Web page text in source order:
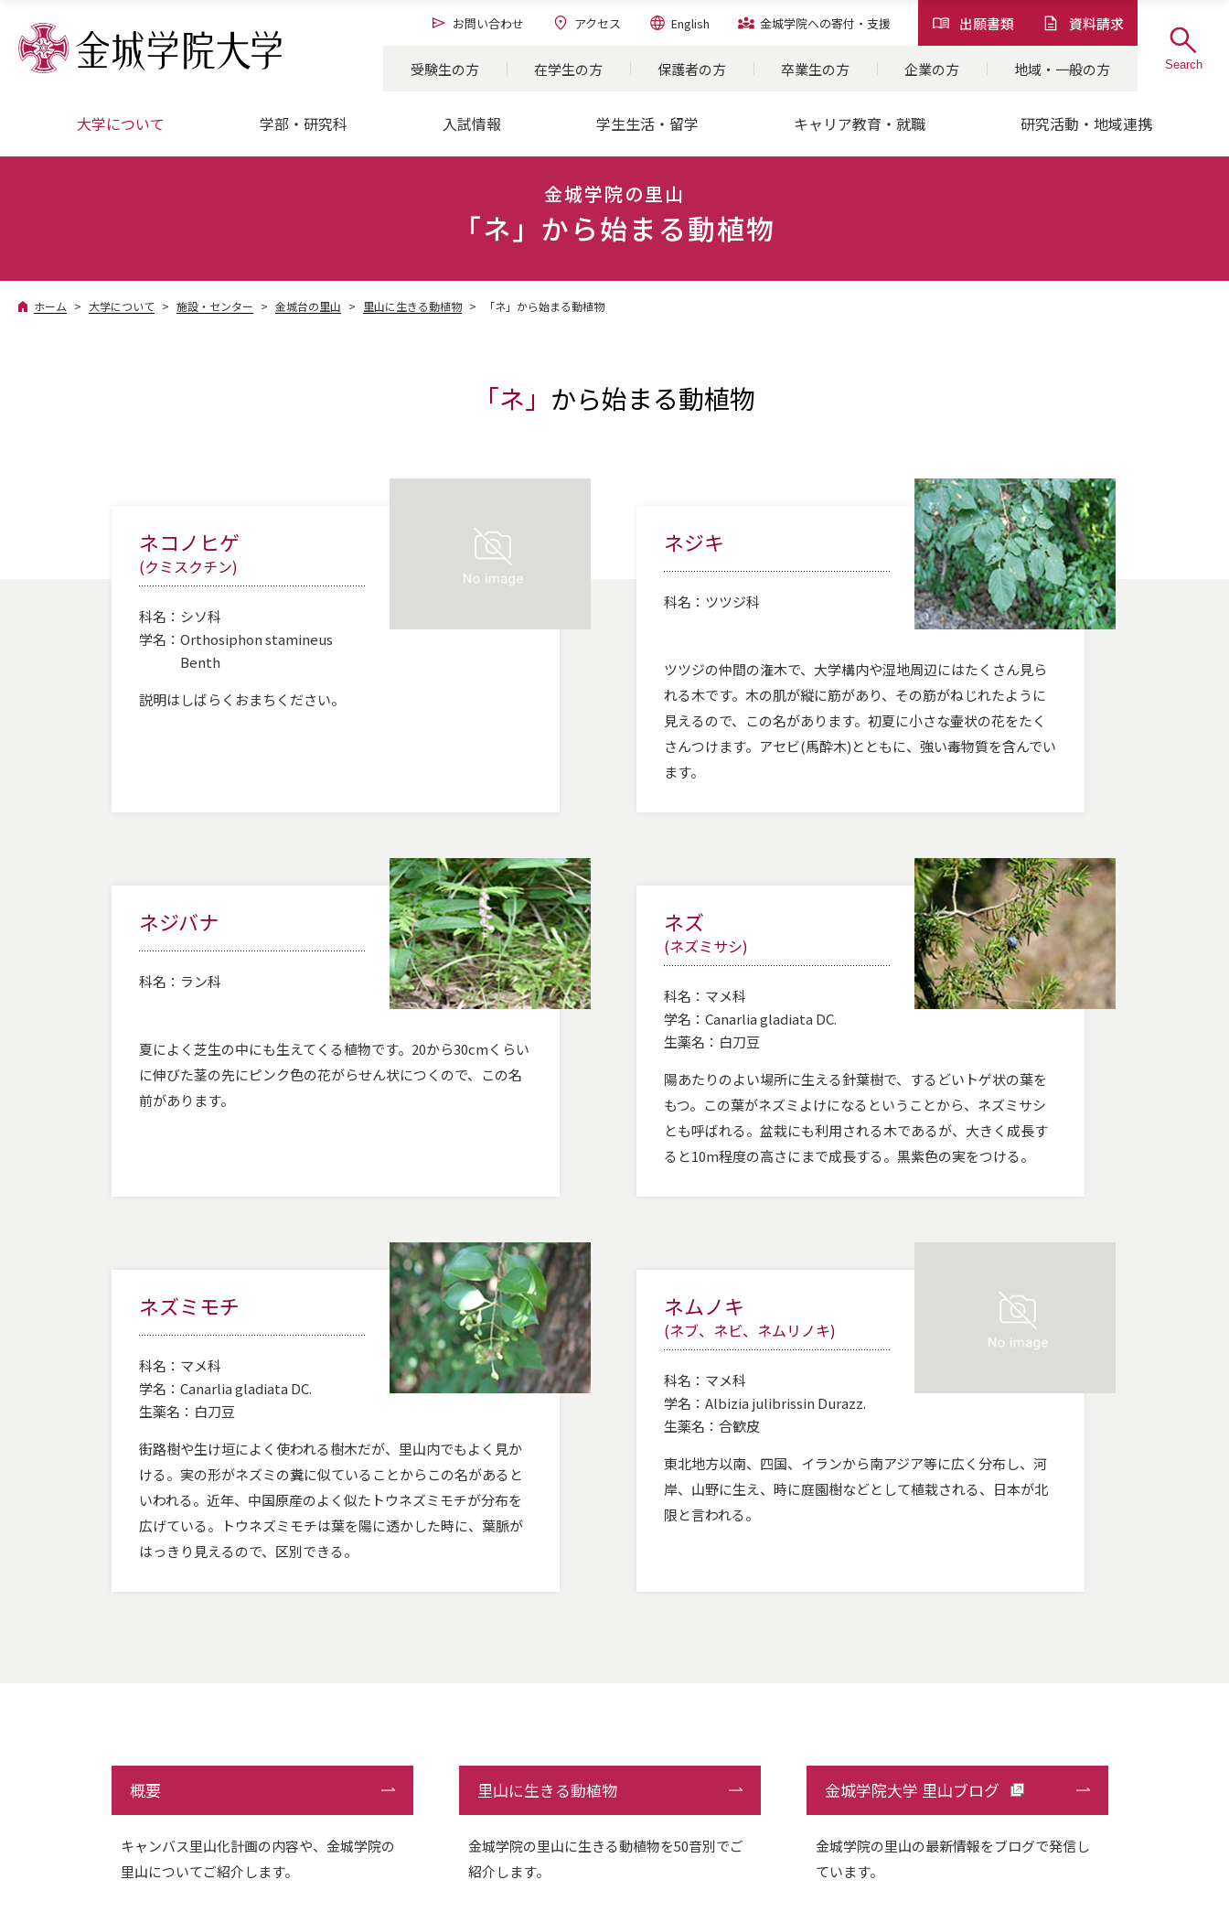
出願書類 資料請求
お問い合わせ アクセス English 金城学院への寄付・支援
受験生の方 在学生の方 保護者の方 卒業生の方 企業の方 地域・一般の方 Search
大学について 学部・研究科 入試情報 学生生活・留学 キャリア教育・就職 研究活動・地域連携
金城学院の里山
「ネ」から始まる動植物
ホーム 大学について 施設・センター 金城台の里山 里山に生きる動植物 「ネ」から始まる動植物
「ネ」 から始まる動植物
ネコノヒゲ
(クミスクチン)
科名： シソ科
学名： Orthosiphon stamineus
Benth
説明はしばらくおまちください。
ネジキ
科名： ツツジ科
ツツジの仲間の潅木で、大学構内や湿地周辺にはたくさん見ら
れる木です。木の肌が縦に筋があり、その筋がねじれたように
見えるので、この名があります。初夏に小さな壷状の花をたく
さんつけます。アセビ(馬酔木)とともに、強い毒物質を含んでい
ます。
ネジバナ
科名： ラン科
夏によく芝生の中にも生えてくる植物です。20から30cmくらい
に伸びた茎の先にピンク色の花がらせん状につくので、この名
前があります。
ネズ
(ネズミサシ)
科名： マメ科
学名： Canarlia gladiata DC.
生薬名： 白刀豆
陽あたりのよい場所に生える針葉樹で、するどいトゲ状の葉を
もつ。この葉がネズミよけになるということから、ネズミサシ
とも呼ばれる。盆栽にも利用される木であるが、大きく成長す
ると10m程度の高さにまで成長する。黒紫色の実をつける。
ネズミモチ
科名： マメ科
学名： Canarlia gladiata DC.
生薬名： 白刀豆
街路樹や生け垣によく使われる樹木だが、里山内でもよく見か
ける。実の形がネズミの糞に似ていることからこの名があると
いわれる。近年、中国原産のよく似たトウネズミモチが分布を
広げている。トウネズミモチは葉を陽に透かした時に、葉脈が
はっきり見えるので、区別できる。
ネムノキ
(ネブ、ネビ、ネムリノキ)
科名： マメ科
学名： Albizia julibrissin Durazz.
生薬名： 合歓皮
東北地方以南、四国、イランから南アジア等に広く分布し、河
岸、山野に生え、時に庭園樹などとして植栽される、日本が北
限と言われる。
概要
キャンバス里山化計画の内容や、金城学院の
里山についてご紹介します。
里山に生きる動植物
金城学院の里山に生きる動植物を50音別でご
紹介します。
金城学院大学 里山ブログ
金城学院の里山の最新情報をブログで発信し
ています。